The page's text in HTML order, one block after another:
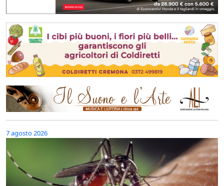
7 agosto 2026